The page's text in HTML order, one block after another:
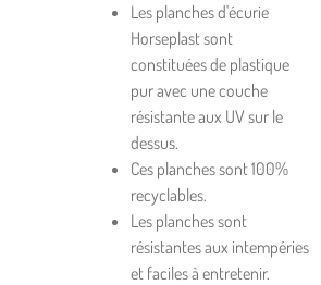
Les planches d'écurie
Horseplast sont
constituées de plastique
pur avec une couche
résistante aux UV sur le
dessus.
Ces planches sont 100%
recyclables.
Les planches sont
résistantes aux intempéries
et faciles à entretenir.